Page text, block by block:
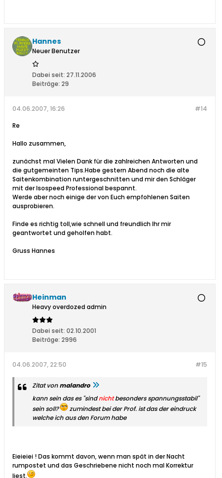
Hannes
Neuer Benutzer
Dabei seit: 27.11.2006
Beiträge: 29
#14
04.06.2007, 16:26
Re
Hallo zusammen,
zunächst mal Vielen Dank für die zahlreichen Antworten und
die gutgemeinten Tips.Habe gestern Abend noch die alte
Saitenkombination runtergeschnitten und mir den Schläger
mit der Isospeed Professional bespannt.
Werde aber noch einige der von Euch empfohlenen Saiten
ausprobieren.
Finde es richtig toll,wie schnell und freundlich Ihr mir
geantwortet und geholfen habt.
Gruss Hannes
Heinman
Heavy overdozed admin
Dabei seit: 02.10.2001
Beiträge: 2996
#15
04.06.2007, 22:50
Zitat vonmalandro
kann sein das es "sindnichtbesonders spannungsstabil"
sein soll?
zumindest bei der Prof. ist das der eindruck
welche ich aus den Forum habe
Eieieiei ! Das kommt davon, wenn man spät in der Nacht
rumpostet und das Geschriebene nicht noch mal Korrektur
liest.